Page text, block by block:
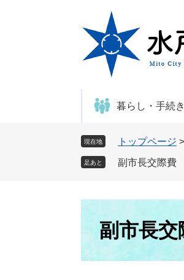
暮らし・手続き
現在地 トップページ >
足あと 副市長交際費
副市長